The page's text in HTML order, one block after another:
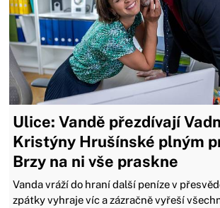
Ulice: Vandě přezdívají
Kristýny Hrušínské plným
Brzy na ni vše praskne
Vanda vráží do hraní další peníze v
zpátky vyhraje víc a zázračně vyřeší